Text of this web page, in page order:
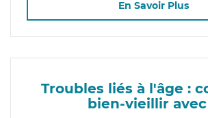
En Savoir Plus
Troubles liés à l'âge :
bien-vieillir avec